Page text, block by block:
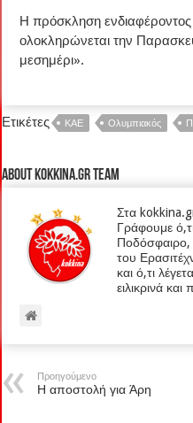
Η πρόσκληση ενδιαφέροντος
ολοκληρώνεται την
μεσημέρι».
Ετικέτες ΚΑΕ Ολυμπιακός
About kokkina.gr TEAM
Στα
Γράφουμε
Ποδόσφαιρο,
του
και ό,τι
ειλικρινά
Προηγούμενο
Η αποστολή για Άρη